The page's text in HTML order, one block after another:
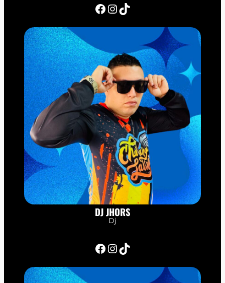
Facebook InstagramTikTok
DJ JHORS
Dj
Facebook InstagramTikTok